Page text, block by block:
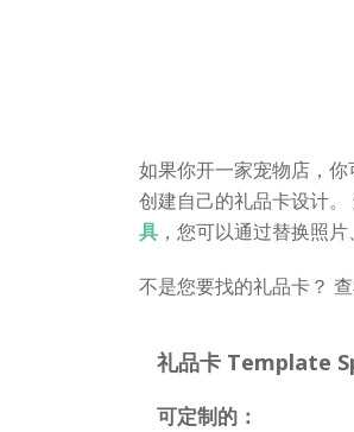
如果你开一家宠物店，
创建自己的礼品卡设计
具 ，您可以通过替换照
不是您要找的礼品卡？
礼品卡 Template
可定制的：